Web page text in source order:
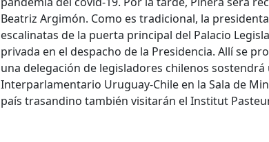
Beatriz Argimón. Como es tradicional, la
escalinatas de la puerta principal del Palacio
privada en el despacho de la Presidencia. Allí se
una delegación de legisladores chilenos
Interparlamentario Uruguay-Chile en la Sala de
país trasandino también visitarán el Institut